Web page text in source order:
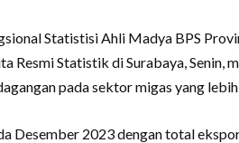
Statistisi Ahli Madya BPS
Resmi Statistik di Surabaya, Senin,
pada sektor migas yang
Desember 2023 dengan total